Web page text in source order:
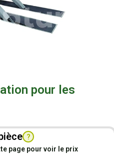
pour les
?
page pour voir le prix